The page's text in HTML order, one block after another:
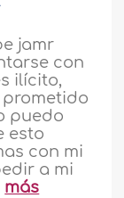
jamr
con
ilícito,
prometido
puedo
esto
con mi
a mi
más